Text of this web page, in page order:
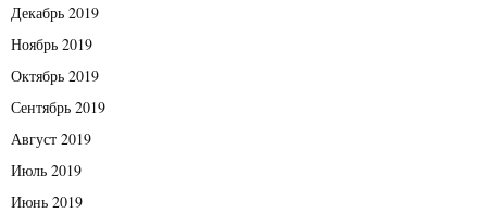
Декабрь 2019
Ноябрь 2019
Октябрь 2019
Сентябрь 2019
Август 2019
Июль 2019
Июнь 2019